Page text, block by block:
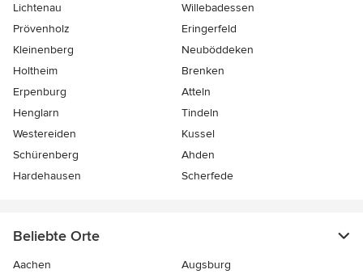
Lichtenau
Willebadessen
Prövenholz
Eringerfeld
Kleinenberg
Neuböddeken
Holtheim
Brenken
Erpenburg
Atteln
Henglarn
Tindeln
Westereiden
Kussel
Schürenberg
Ahden
Hardehausen
Scherfede
Beliebte Orte
Aachen
Augsburg